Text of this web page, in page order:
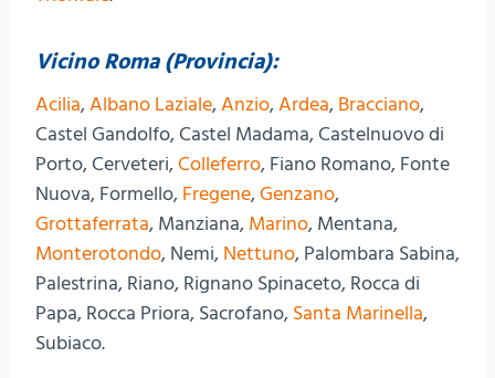
Vicino Roma (Provincia):
Acilia,Albano Laziale,Anzio,Ardea, Bracciano,
Castel Gandolfo, Castel Madama, Castelnuovo di
Porto, Cerveteri,Colleferro, Fiano Romano, Fonte
Nuova, Formello, Fregene,Genzano,
Grottaferrata, Manziana, Marino, Mentana,
Monterotondo, Nemi, Nettuno, Palombara Sabina,
Palestrina, Riano, Rignano Spinaceto, Rocca di
Papa, Rocca Priora, Sacrofano, Santa Marinella,
Subiaco.